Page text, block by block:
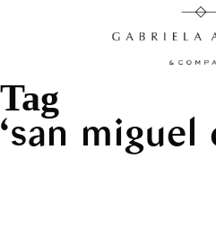
Tag
san miguel